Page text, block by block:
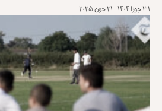
۳۱ جوزا ۱۴۰۴ - ۲۱ جون ۲۰۲۵